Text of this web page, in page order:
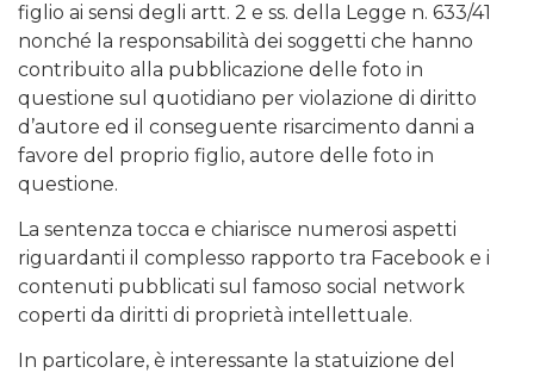
figlio ai sensi degli artt. 2 e ss. della Legge n. 633/41
nonché la responsabilità dei soggetti che hanno
contribuito alla pubblicazione delle foto in
questione sul quotidiano per violazione di diritto
d’autore ed il conseguente risarcimento danni a
favore del proprio figlio, autore delle foto in
questione.
La sentenza tocca e chiarisce numerosi aspetti
riguardanti il complesso rapporto tra Facebook e i
contenuti pubblicati sul famoso social network
coperti da diritti di proprietà intellettuale.
In particolare, è interessante la statuizione del